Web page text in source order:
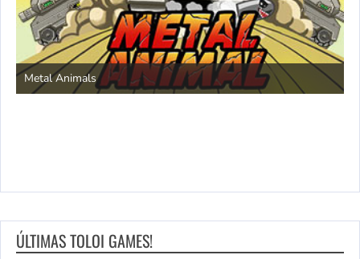
Metal Animals
ÚLTIMAS TOLOI GAMES!